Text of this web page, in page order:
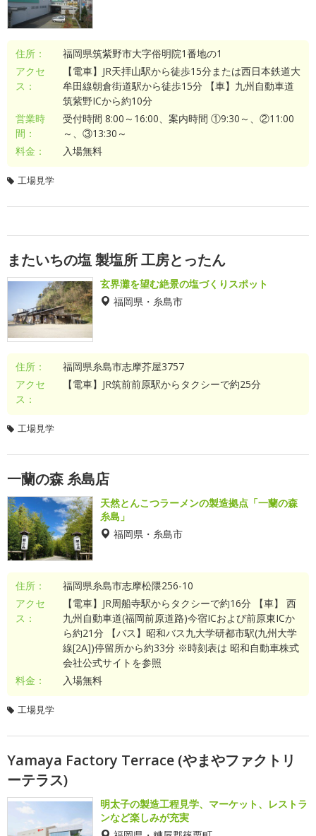
住所：
福岡県筑紫野市大字俗明院1番地の1
アクセ
ス：
【電車】JR天拝山駅から徒歩15分または西日本鉄道大
牟田線朝倉街道駅から徒歩15分 【車】九州自動車道
筑紫野ICから約10分
営業時
間：
受付時間 8:00～16:00、案内時間 ①9:30～、②11:00
～、③13:30～
料金：
入場無料
工場見学
またいちの塩 製塩所 工房とったん
玄界灘を望む絶景の塩づくりスポット
福岡県・糸島市
住所：
福岡県糸島市志摩芥屋3757
アクセ
ス：
【電車】JR筑前前原駅からタクシーで約25分
工場見学
一蘭の森 糸島店
天然とんこつラーメンの製造拠点「一蘭の森
糸島」
福岡県・糸島市
住所：
福岡県糸島市志摩松隈256-10
アクセ
ス：
【電車】JR周船寺駅からタクシーで約16分 【車】 西
九州自動車道(福岡前原道路)今宿ICおよび前原東ICか
ら約21分 【バス】昭和バス九大学研都市駅(九州大学
線[2A])停留所から約33分 ※時刻表は 昭和自動車株式
会社公式サイトを参照
料金：
入場無料
工場見学
Yamaya Factory Terrace (やまやファクトリ
ーテラス)
明太子の製造工程見学、マーケット、レストラ
ンなど楽しみが充実